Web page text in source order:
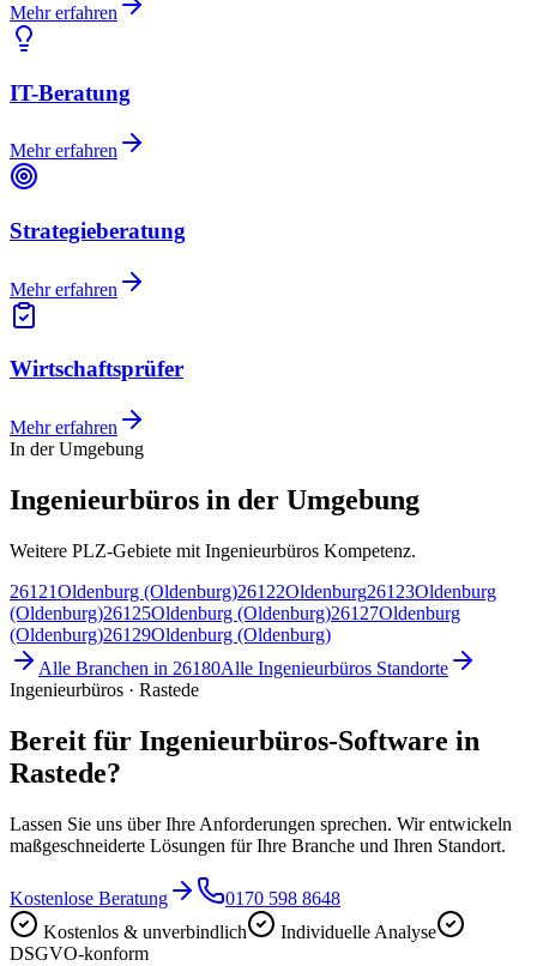
Mehr erfahren
IT-Beratung
Mehr erfahren
Strategieberatung
Mehr erfahren
Wirtschaftsprüfer
Mehr erfahren
In der Umgebung
Ingenieurbüros in der Umgebung
Weitere PLZ-Gebiete mit Ingenieurbüros Kompetenz.
26121Oldenburg (Oldenburg)26122Oldenburg26123Oldenburg
(Oldenburg)26125Oldenburg (Oldenburg)26127Oldenburg
(Oldenburg)26129Oldenburg (Oldenburg)
Alle Branchen in 26180Alle Ingenieurbüros Standorte
Ingenieurbüros · Rastede
Bereit für Ingenieurbüros-Software in
Rastede?
Lassen Sie uns über Ihre Anforderungen sprechen. Wir entwickeln
maßgeschneiderte Lösungen für Ihre Branche und Ihren Standort.
Kostenlose Beratung
0170 598 8648
Kostenlos & unverbindlich
Individuelle Analyse
DSGVO-konform